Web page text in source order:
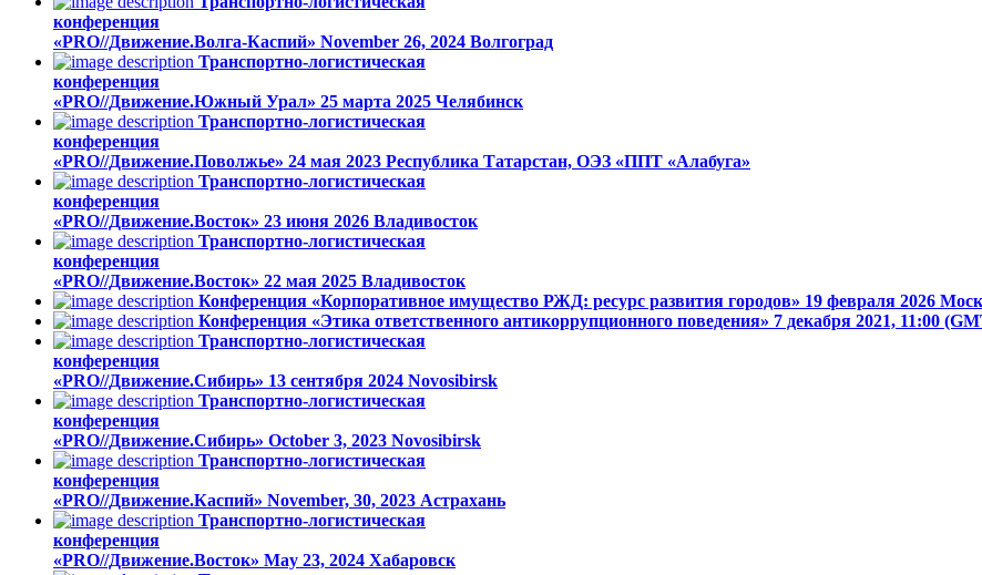
конференция
«PRO//Движение.Волга-Каспий» November 26, 2024 Волгоград
Транспортно-логистическая
конференция
«PRO//Движение.Южный Урал» 25 марта 2025 Челябинск
Транспортно-логистическая
конференция
«PRO//Движение.Поволжье» 24 мая 2023 Республика Татарстан, ОЭЗ «ППТ «Алабуга»
Транспортно-логистическая
конференция
«PRO//Движение.Восток» 23 июня 2026 Владивосток
Транспортно-логистическая
конференция
«PRO//Движение.Восток» 22 мая 2025 Владивосток
Конференция «Корпоративное имущество РЖД: ресурс развития городов» 19 февраля 2026
Конференция «Этика ответственного антикоррупционного поведения» 7 декабря 2021, 11:00
Транспортно-логистическая
конференция
«PRO//Движение.Сибирь» 13 сентября 2024 Novosibirsk
Транспортно-логистическая
конференция
«PRO//Движение.Сибирь» October 3, 2023 Novosibirsk
Транспортно-логистическая
конференция
«PRO//Движение.Каспий» November, 30, 2023 Астрахань
Транспортно-логистическая
конференция
«PRO//Движение.Восток» May 23, 2024 Хабаровск